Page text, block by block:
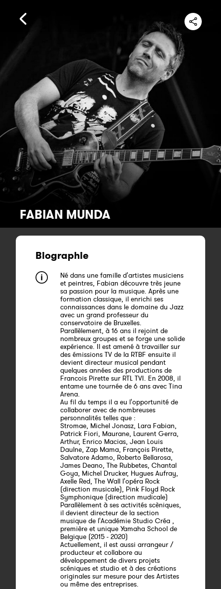
FABIAN MUNDA
Biographie
Né dans une famille d'artistes musiciens
et peintres, Fabian découvre très jeune
sa passion pour la musique. Après une
formation classique, il enrichi ses
connaissances dans le domaine du Jazz
avec un grand professeur du
conservatoire de Bruxelles.
Parallèlement, à 16 ans il rejoint de
nombreux groupes et se forge une solide
expérience. Il est amené à travailler sur
des émissions TV de la RTBF ensuite il
devient directeur musical pendant
quelques années des productions de
Francois Pirette sur RTL TVI. En 2008, il
entame une tournée de 6 ans avec Tina
Arena.
Au fil du temps il a eu l'opportunité de
collaborer avec de nombreuses
personnalités telles que :
Stromae, Michel Jonasz, Lara Fabian,
Patrick Fiori, Maurane, Laurent Gerra,
Arthur, Enrico Macias, Jean Louis
Daulne, Zap Mama, François Pirette,
Salvatore Adamo, Roberto Bellarosa,
James Deano, The Rubbetes, Chantal
Goya, Michel Drucker, Hugues Aufray,
Axelle Red, The Wall l'opéra Rock
(direction musicale), Pink Floyd Rock
Symphonique (direction mudicale)
Parallèlement à ses activités scèniques,
il devient directeur de la section
musique de l'Académie Studio Créa ,
première et unique Yamaha School de
Belgique (2015 - 2020)
Actuellement, il est aussi arrangeur /
producteur et collabore au
développement de divers projets
scéniques et studio et à des créations
originales sur mesure pour des Artistes
ou même des entreprises.